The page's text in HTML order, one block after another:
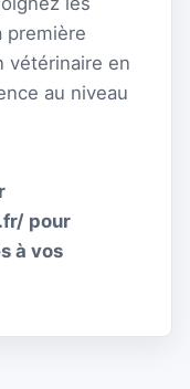
première
vétérinaire en
au niveau
pour
à vos